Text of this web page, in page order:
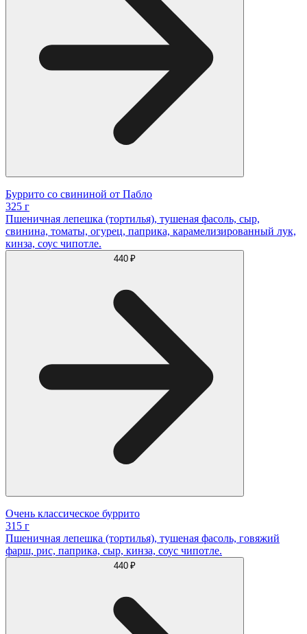
Буррито со свининой от Пабло
325 г
Пшеничная лепешка (тортилья), тушеная фасоль, сыр,
свинина, томаты, огурец, паприка, карамелизированный лук,
кинза, соус чипотле.
440 ₽
Очень классическое буррито
315 г
Пшеничная лепешка (тортилья), тушеная фасоль, говяжий
фарш, рис, паприка, сыр, кинза, соус чипотле.
440 ₽